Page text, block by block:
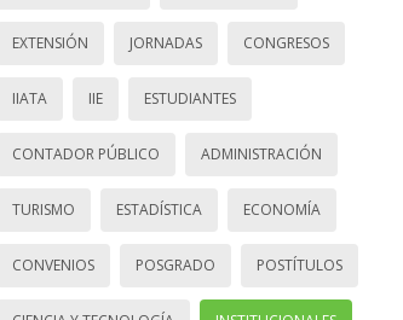
EXTENSIÓN JORNADAS CONGRESOS
IIATA IIE ESTUDIANTES
CONTADOR PÚBLICO ADMINISTRACIÓN
TURISMO ESTADÍSTICA ECONOMÍA
CONVENIOS POSGRADO POSTÍTULOS